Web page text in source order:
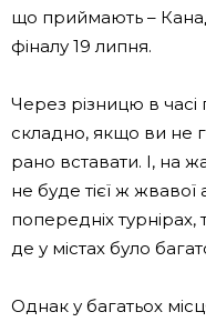
що приймають –
фіналу 19 липня.
Через різницю в часі
складно, якщо ви не
рано вставати. І, на
не буде тієї ж
попередніх
де у містах було
Однак у багатьох